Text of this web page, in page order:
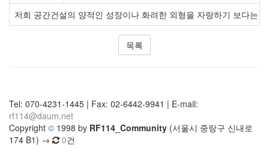
저희 공간건설의 양적인 성장이나 화려한 외형을 자랑하기 보다는
목록
Tel: 070-4231-1445 | Fax: 02-6442-9941 | E-mail:
rf114@daum.net
Copyright © 1998 by RF114_Community (서울시 중랑구 신내로
174 B1) →
0건